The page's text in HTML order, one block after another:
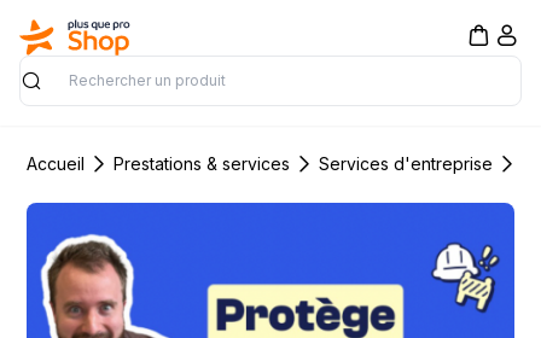
Rechercher
Accueil Prestations & services Services d'entreprise